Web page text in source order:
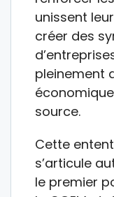
unissent
créer des
pleinement
source.
Cette
s’articule
le premier